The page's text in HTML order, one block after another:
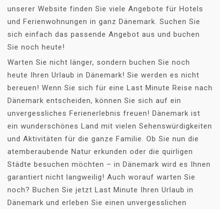
unserer Website finden Sie viele Angebote für Hotels
und Ferienwohnungen in ganz Dänemark. Suchen Sie
sich einfach das passende Angebot aus und buchen
Sie noch heute!
Warten Sie nicht länger, sondern buchen Sie noch
heute Ihren Urlaub in Dänemark! Sie werden es nicht
bereuen! Wenn Sie sich für eine Last Minute Reise nach
Dänemark entscheiden, können Sie sich auf ein
unvergessliches Ferienerlebnis freuen! Dänemark ist
ein wunderschönes Land mit vielen Sehenswürdigkeiten
und Aktivitäten für die ganze Familie. Ob Sie nun die
atemberaubende Natur erkunden oder die quirligen
Städte besuchen möchten – in Dänemark wird es Ihnen
garantiert nicht langweilig! Auch worauf warten Sie
noch? Buchen Sie jetzt Last Minute Ihren Urlaub in
Dänemark und erleben Sie einen unvergesslichen